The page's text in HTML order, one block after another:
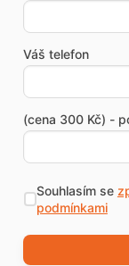
Váš telefon
(cena 300 Kč) -
Souhlasím se
podmínkami